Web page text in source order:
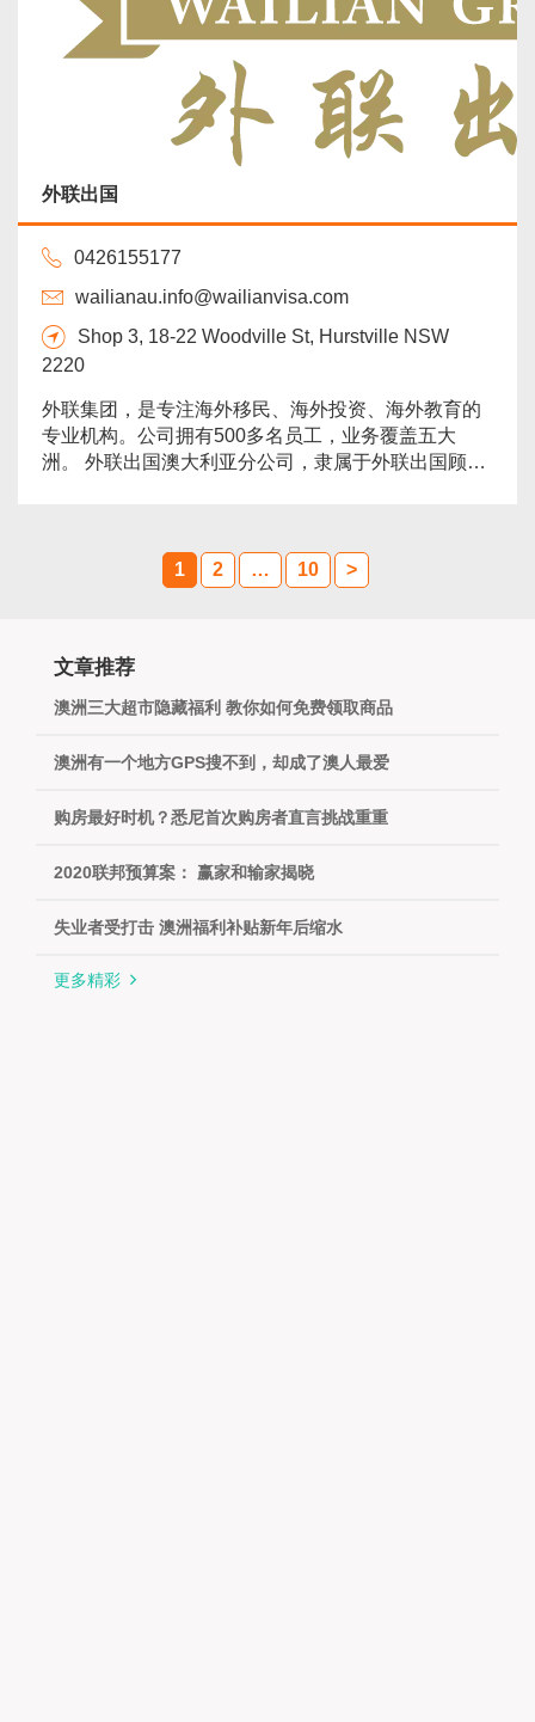
外联出国
0426155177
wailianau.info@wailianvisa.com
Shop 3, 18-22 Woodville St, Hurstville NSW
2220
外联集团，是专注海外移民、海外投资、海外教育的
专业机构。公司拥有500多名员工，业务覆盖五大
洲。 外联出国澳大利亚分公司，隶属于外联出国顾问
市悉尼，服务团队遍布澳洲华人聚集的主要城市。 外
联连续12年绿卡办理数量领跑全国、连续1...
1 2 … 10 >
文章推荐
澳洲三大超市隐藏福利 教你如何免费领取商品
澳洲有一个地方GPS搜不到，却成了澳人最爱
购房最好时机？悉尼首次购房者直言挑战重重
2020联邦预算案： 赢家和输家揭晓
失业者受打击 澳洲福利补贴新年后缩水
更多精彩